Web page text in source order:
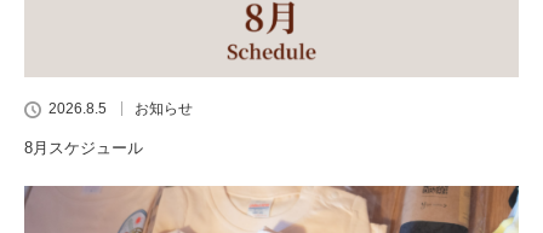
2026.8.5 お知らせ
8月スケジュール